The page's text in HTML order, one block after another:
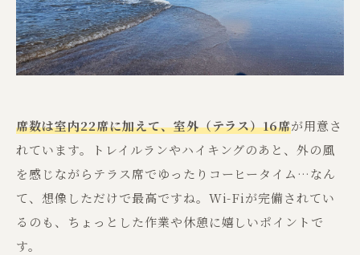
席数は室内22席に加えて、室外（テラス）16席が用意さ
れています。トレイルランやハイキングのあと、外の風
を感じながらテラス席でゆったりコーヒータイム…なん
て、想像しただけで最高ですね。Wi-Fiが完備されてい
るのも、ちょっとした作業や休憩に嬉しいポイントで
す。